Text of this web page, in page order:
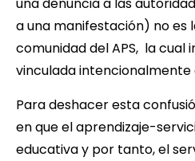
a una manifestación) no es
comunidad del APS, la cual
vinculada intencionalmente
Para deshacer esta
en que el aprendizaje-
educativa y por tanto, el